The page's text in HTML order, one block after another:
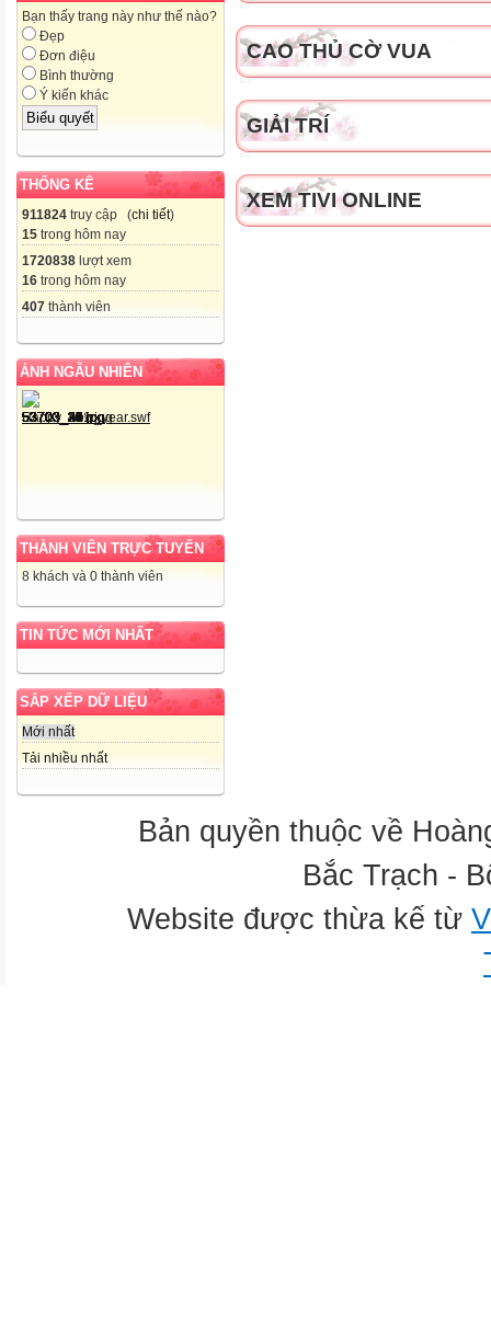
Bạn thấy trang này như thế nào?
Đẹp
Đơn điệu
Bình thường
Ý kiến khác
THỐNG KÊ
911824 truy cập (chi tiết)
15 trong hôm nay
1720838 lượt xem
16 trong hôm nay
407 thành viên
ẢNH NGẪU NHIÊN
THÀNH VIÊN TRỰC TUYẾN
8 khách và 0 thành viên
TIN TỨC MỚI NHẤT
SẮP XẾP DỮ LIỆU
Mới nhất
Tải nhiều nhất
CAO THỦ CỜ VUA
GIẢI TRÍ
XEM TIVI ONLINE
Bản quyền thuộc về
Bắc Trạch -
Website được thừa kế từ